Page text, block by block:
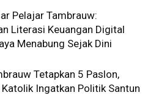
Pelajar Tambrauw:
Literasi Keuangan Digital
Menabung Sejak Dini
Tetapkan 5 Paslon,
Ingatkan Politik Santun